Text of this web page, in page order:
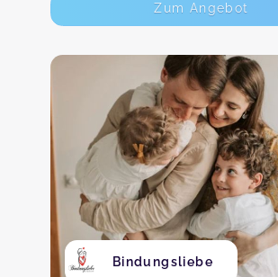
Zum Angebot
Bindungsliebe